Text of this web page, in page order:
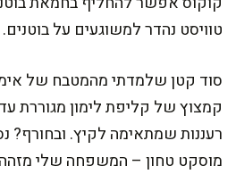
טוויסט נהדר למשוגעים על בוטנים.
סוד קטן שלמדתי מהמטבח של
קמצוץ של קליפת לימון מגוררת
רעננות שמתאימה לקיץ. ובחורף?
מוסקט טחון – המשפחה שלי